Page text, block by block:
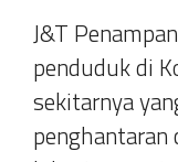
J&T
penduduk di
sekitarnya
penghantaran